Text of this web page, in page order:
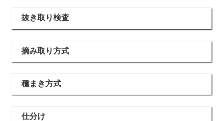
抜き取り検査
摘み取り方式
種まき方式
仕分け